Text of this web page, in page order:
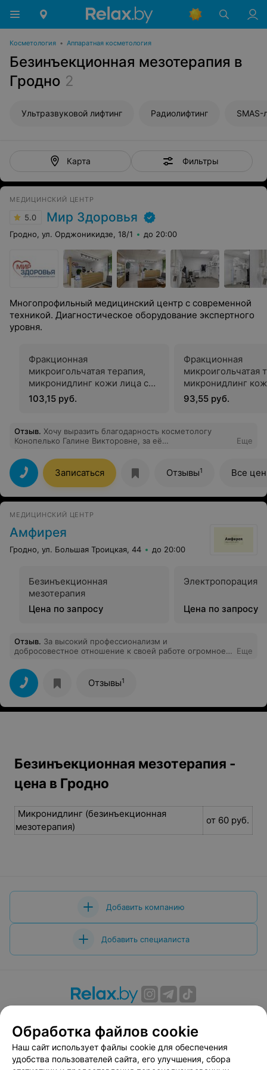
Косметология • Аппаратная косметология
Безинъекционная мезотерапия в
Гродно 2
Ультразвуковой лифтинг Радиолифтинг SMAS-
Карта Фильтры
МЕДИЦИНСКИЙ ЦЕНТР
5.0 Мир Здоровья
Гродно, ул. Орджоникидзе, 18/1 до 20:00
Многопрофильный медицинский центр с современной
техникой. Диагностическое оборудование экспертного
уровня.
Фракционная
микроигольчатая терапия,
микронидлинг кожи лица с
применением лосьона с
фактором роста b3
103,15 руб.
Фракционная
микроигольчатая
микронидлинг
применением
MESO CIT
93,55 руб.
Отзыв. Хочу выразить благодарность косметологу
Конопелько Галине Викторовне, за её
Еще
Записаться Отзывы1 Все
МЕДИЦИНСКИЙ ЦЕНТР
Амфирея
Гродно, ул. Большая Троицкая, 44 до 20:00
Безинъекционная
мезотерапия
Цена по запросу
Электропорация
Цена по запросу
Отзыв. За высокий профессионализм и
добросовестное отношение к своей работе огромное
за хорошее отношение хочу поблагодарить персонал
центра!
Еще
Отзывы1
Безинъекционная мезотерапия -
цена в Гродно
Микронидлинг (безинъекционная
мезотерапия)
от 60 руб.
Добавить компанию
Добавить специалиста
Вакансии
Публичный договор
Способы оплаты
Публичный договор по использованию сервиса
«Афиша»
Обработка файлов cookie
Наш сайт использует файлы cookie для обеспечения
удобства пользователей сайта, его улучшения, сбора